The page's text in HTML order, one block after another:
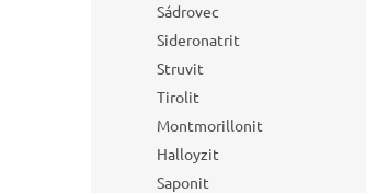
Sádrovec
Sideronatrit
Struvit
Tirolit
Montmorillonit
Halloyzit
Saponit